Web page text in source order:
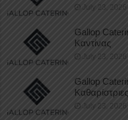
July 23, 2026
Gallop
Καντίνας
July 23, 2026
Gallop
Καθαρίστριες
July 23, 2026